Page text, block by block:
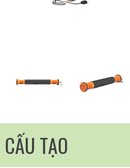
CẤU TẠO